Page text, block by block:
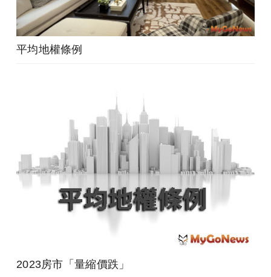
平均地權條例
2023房市「量縮價跌」